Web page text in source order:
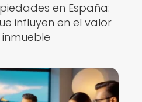
en España:
influyen en el valor